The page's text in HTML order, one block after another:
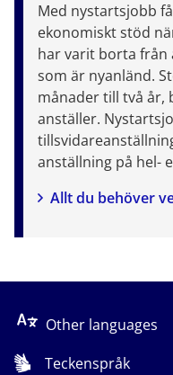
Med nystartsjobb
ekonomiskt stöd
har varit borta från
som är nyanländ.
månader till två år,
anställer.
anställning på hel-
Allt du behöver
Other languages
Teckenspråk